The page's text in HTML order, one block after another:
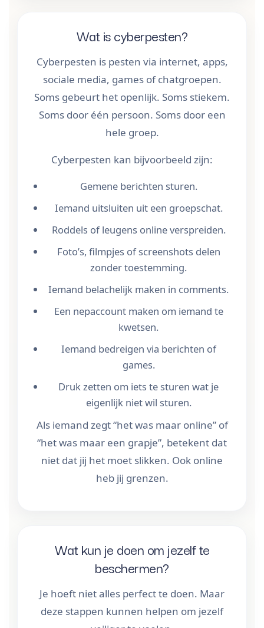
Wat is cyberpesten?
Cyberpesten is pesten via internet, apps,
sociale media, games of chatgroepen.
Soms gebeurt het openlijk. Soms stiekem.
Soms door één persoon. Soms door een
hele groep.
Cyberpesten kan bijvoorbeeld zijn:
Gemene berichten sturen.
Iemand uitsluiten uit een groepschat.
Roddels of leugens online verspreiden.
Foto’s, filmpjes of screenshots delen
zonder toestemming.
Iemand belachelijk maken in comments.
Een nepaccount maken om iemand te
kwetsen.
Iemand bedreigen via berichten of
games.
Druk zetten om iets te sturen wat je
eigenlijk niet wil sturen.
Als iemand zegt “het was maar online” of
“het was maar een grapje”, betekent dat
niet dat jij het moet slikken. Ook online
heb jij grenzen.
Wat kun je doen om jezelf te
beschermen?
Je hoeft niet alles perfect te doen. Maar
deze stappen kunnen helpen om jezelf